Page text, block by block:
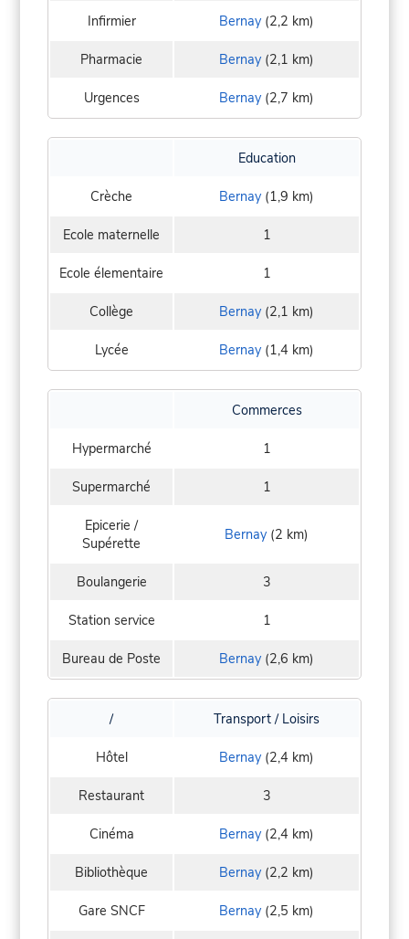
Infirmier Bernay (2,2 km)
Pharmacie Bernay (2,1 km)
Urgences Bernay (2,7 km)
Education
Crèche Bernay (1,9 km)
Ecole maternelle 1
Ecole élementaire 1
Collège Bernay (2,1 km)
Lycée Bernay (1,4 km)
Commerces
Hypermarché 1
Supermarché 1
Epicerie /
Supérette
Bernay (2 km)
Boulangerie 3
Station service 1
Bureau de Poste Bernay (2,6 km)
/ Transport / Loisirs
Hôtel Bernay (2,4 km)
Restaurant 3
Cinéma Bernay (2,4 km)
Bibliothèque Bernay (2,2 km)
Gare SNCF Bernay (2,5 km)